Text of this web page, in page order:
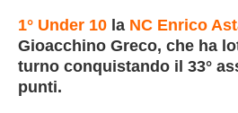
1° Under 10 la NC Enrico
Gioacchino Greco, che ha
turno conquistando il 33°
punti.